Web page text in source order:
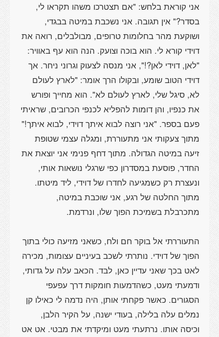
אני קוראת בלחש: "אם תצטרכו משהו תקראו לי,
בסדר?" אין תגובה. אני נשכבת במיטה בבגדי,
ושוקעת מהר בחלומות טרופים, מבולבלים, רואה את
דוידי קורא לי. הוא בוכה וצועק. הנה הוא עף באוויר:
"לאן, דוידי לאן?!", אני מנסה לצעוק וגרוני ניחר. אך
דוידי הטוב שומע, ובקולו הרך אומר: "לארץ לעולם
לא, סיגל שלי, לארץ לעולם לא". הוא מחייך ופורש
את כנפיו, והן דומות להפליא לכנפי הכרובים, שראיתי
מתוך צעקותי אני מתעוררת, ומגלה עצמי שטופת
זיעה במיטה הגדולה. מתוך דחף פנימי אני יוצאת את
החדר, פוסעת במסדרון כפי שרגלי נושאות אותי,
ונעצרת רק כשמגיעה לחדרו של דוידי, ליד מיטתו.
מתוך החלטה של רגע, אני שוכבת במיטה,
התעוררתי אל בוקר חם ולח, כשאני מזיעה כולי בתוך
הפוך של דוידי. נותרתי לשכב בעיניים עצומות, מכירה
לאט בכך שאני עדיין כאן, לבד. הכאב עלה על גדותי,
ודמעתי מעט, כשהדמעות חומקות דרך עפעפי
הסגורים. כאשר פקחתי אותן, היה נדמה לי כאילו קן
נמלים עלה בלילה, בעודי ישנה, על הקיר הלבן,
וכיסה אותו. נרתעתי מעט ומיקדתי את מבטי. אט אט